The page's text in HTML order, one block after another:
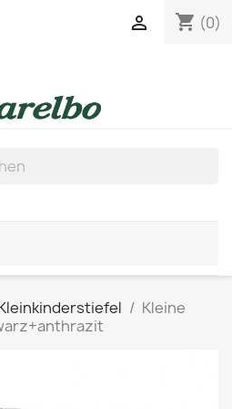
shopping_cart (0)

Kleine